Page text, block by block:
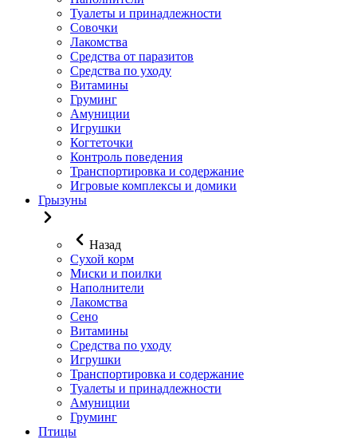
Туалеты и принадлежности
Совочки
Лакомства
Средства от паразитов
Средства по уходу
Витамины
Груминг
Амуниции
Игрушки
Когтеточки
Контроль поведения
Транспортировка и содержание
Игровые комплексы и домики
Грызуны
Назад
Сухой корм
Миски и поилки
Наполнители
Лакомства
Сено
Витамины
Средства по уходу
Игрушки
Транспортировка и содержание
Туалеты и принадлежности
Амуниции
Груминг
Птицы